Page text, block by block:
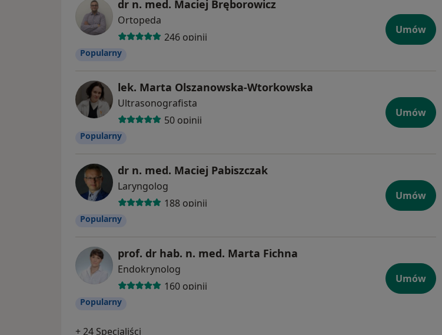
dr n. med. Maciej Bręborowicz
Ortopeda
246 opinii
Popularny
Umów
lek. Marta Olszanowska-Wtorkowska
Ultrasonografista
50 opinii
Popularny
Umów
dr n. med. Maciej Pabiszczak
Laryngolog
188 opinii
Popularny
Umów
prof. dr hab. n. med. Marta Fichna
Endokrynolog
160 opinii
Popularny
Umów
+ 24 Specjaliści